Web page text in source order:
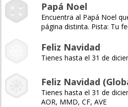
Papá Noel
Encuentra al Papá Noel
página distinta. Pista: Tu
Feliz Navidad
Tienes hasta el 31 de
Feliz Navidad
Tienes hasta el 31 de
AOR, MMD, CF, AVE